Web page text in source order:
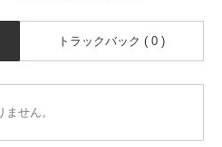
トラックバック ( 0 )
せん。